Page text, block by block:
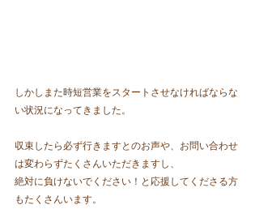
しかしまた時短営業をスタートさせなければならな
い状況になってきました。
収束したら必ず行きますとのお声や、お問い合わせ
は変わらずたくさんいただきますし、
絶対に負けないでください！と応援してくださる方
もたくさんいます。